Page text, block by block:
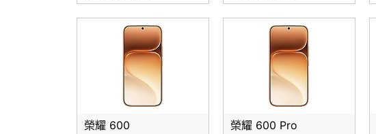
榮耀 600
榮耀 600 Pro